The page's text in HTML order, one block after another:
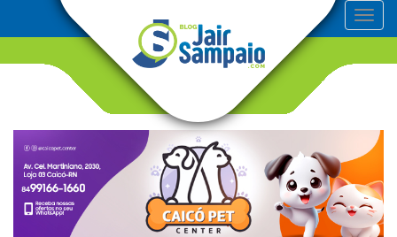
T
o
v
g
t
i
o
n